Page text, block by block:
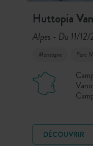
Huttopia
Alpes - Du 11/
Montagne Parc
DÉCOUVRIR